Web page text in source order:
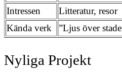
Intressen
Litteratur, resor
Kända verk
”Ljus över
Nyliga Projekt